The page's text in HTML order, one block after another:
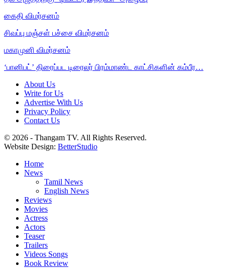
கைதி விமர்சனம்
சிவப்பு மஞ்சள் பச்சை விமர்சனம்
மகாமுனி விமர்சனம்
‘பானிபட்’ திரைப்பட டிரைலர் பிரம்மாண்ட காட்சிகளின் கம்பீர…
About Us
Write for Us
Advertise With Us
Privacy Policy
Contact Us
© 2026 - Thangam TV. All Rights Reserved.
Website Design: BetterStudio
Home
News
Tamil News
English News
Reviews
Movies
Actress
Actors
Teaser
Trailers
Videos Songs
Book Review